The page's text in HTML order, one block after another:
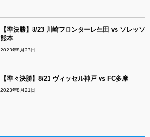
【準決勝】8/23 川崎フロンターレ生田 vs ソレッソ
熊本
2023年8月23日
【準々決勝】8/21 ヴィッセル神戸 vs FC多摩
2023年8月21日